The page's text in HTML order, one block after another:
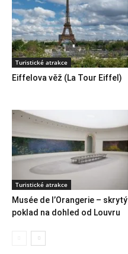
Turistické atrakce
Eiffelova věž (La Tour Eiffel)
Turistické atrakce
Musée de l’Orangerie – skrytý
poklad na dohled od Louvru